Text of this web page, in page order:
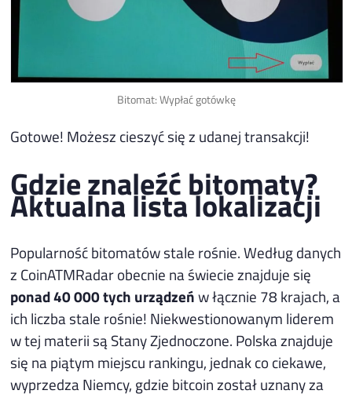
Bitomat: Wypłać gotówkę
Gotowe! Możesz cieszyć się z udanej transakcji!
Gdzie znaleźć bitomaty?
Aktualna lista lokalizacji
Popularność bitomatów stale rośnie. Według danych
z CoinATMRadar obecnie na świecie znajduje się
ponad 40 000 tych urządzeńw łącznie 78 krajach, a
ich liczba stale rośnie! Niekwestionowanym liderem
w tej materii są Stany Zjednoczone. Polska znajduje
się na piątym miejscu rankingu, jednak co ciekawe,
wyprzedza Niemcy, gdzie bitcoin został uznany za